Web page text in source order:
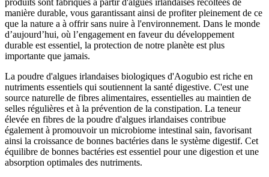
produits sont fabriqués à partir d'algues irlandaises récoltées de
manière durable, vous garantissant ainsi de profiter pleinement de ce
que la nature a à offrir sans nuire à l'environnement. Dans le monde
d’aujourd’hui, où l’engagement en faveur du développement
durable est essentiel, la protection de notre planète est plus
importante que jamais.
La poudre d'algues irlandaises biologiques d'Aogubio est riche en
nutriments essentiels qui soutiennent la santé digestive. C'est une
source naturelle de fibres alimentaires, essentielles au maintien de
selles régulières et à la prévention de la constipation. La teneur
élevée en fibres de la poudre d'algues irlandaises contribue
également à promouvoir un microbiome intestinal sain, favorisant
ainsi la croissance de bonnes bactéries dans le système digestif. Cet
équilibre de bonnes bactéries est essentiel pour une digestion et une
absorption optimales des nutriments.